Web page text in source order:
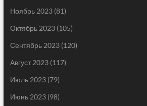
Ноябрь 2023(81)
Октябрь 2023(105)
Сентябрь 2023(120)
Август 2023(117)
Июль 2023(79)
Июнь 2023(98)